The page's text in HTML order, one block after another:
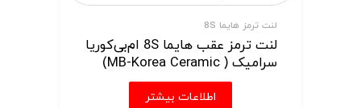
لنت ترمز هایما 8S
لنت ترمز عقب هایما 8S ام‌بی‌کوریا
سرامیک ( MB-Korea Ceramic)
اطلاعات بیشتر